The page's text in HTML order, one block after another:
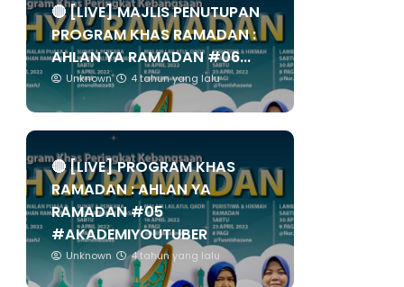
🔴 [LIVE] MAJLIS PENUTUPAN
PROGRAM KHAS RAMADAN :
AHLAN YA RAMADAN #06...
Unknown 4 tahun yang lalu
🔴 [LIVE] PROGRAM KHAS
RAMADAN : AHLAN YA
RAMADAN #05
#AKADEMIYOUTUBER
Unknown 4 tahun yang lalu